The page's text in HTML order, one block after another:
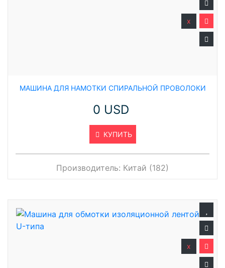
МАШИНА ДЛЯ НАМОТКИ СПИРАЛЬНОЙ ПРОВОЛОКИ
0 USD
КУПИТЬ
x
Производитель: Китай (182)
x